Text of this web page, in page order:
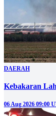
DAERAH
Kebakaran
06 Aug 2026 09:00